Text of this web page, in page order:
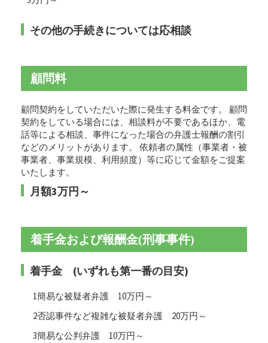
その他の手続きについては応相談
顧問料
顧問契約をしていただいた際に発生する料金です。 顧問
契約をしている場合には、相談料が不要であるほか、電
話等による相談、事件になった場合の弁護士報酬の割引
などのメリットがあります。 依頼者の属性（事業者・被
事業者、事業規模、利用頻度）等に応じて金額をご提案
いたします。
月額3万円～
着手金および報酬金(刑事事件)
着手金 (いずれも第一番の目安)
1簡易な被疑者弁護 10万円～
2否認事件など複雑な被疑者弁護 20万円～
3簡易な公判弁護 10万円～